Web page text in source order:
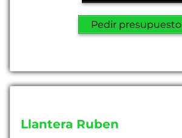
Pedir presupuesto
Llantera Ruben